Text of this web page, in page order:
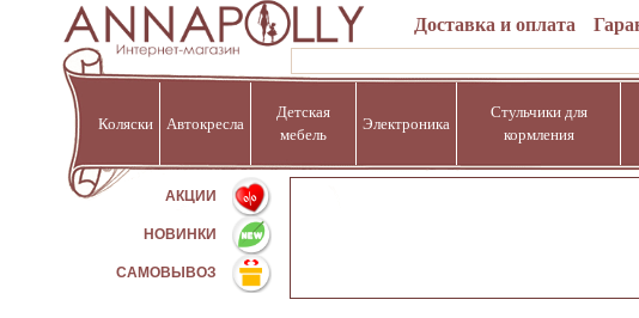
Доставка и оплата
Коляски Автокресла
Детская
мебель
Электроника
Стульчики для
кормления
АКЦИИ %
НОВИНКИ
САМОВЫВОЗ